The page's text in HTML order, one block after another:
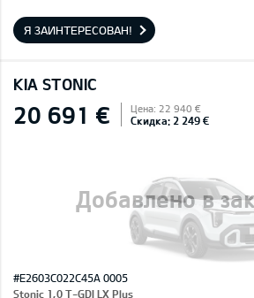
Я ЗАИНТЕРЕСОВАН!
KIA STONIC
Добавлено в
20 691 € Цена: 22 940 €
Скидка: 2 249 €
#E2603C022C45A 0005
Stonic 1,0 T-GDI LX Plus